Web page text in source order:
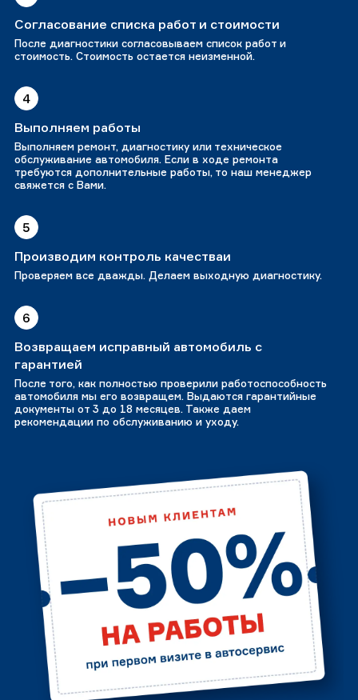
Согласование списка работ и стоимости
После диагностики согласовываем список работ и
стоимость. Стоимость остается неизменной.
4
Выполняем работы
Выполняем ремонт, диагностику или техническое
обслуживание автомобиля. Если в ходе ремонта
требуются дополнительные работы, то наш менеджер
свяжется с Вами.
5
Производим контроль качестваи
Проверяем все дважды. Делаем выходную диагностику.
6
Возвращаем исправный автомобиль с
гарантией
После того, как полностью проверили работоспособность
автомобиля мы его возвращем. Выдаются гарантийные
документы от 3 до 18 месяцев. Также даем
рекомендации по обслуживанию и уходу.